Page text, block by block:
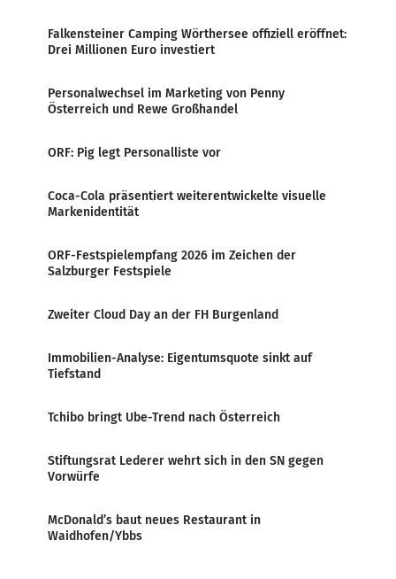
Falkensteiner Camping Wörthersee offiziell eröffnet:
Drei Millionen Euro investiert
Personalwechsel im Marketing von Penny
Österreich und Rewe Großhandel
ORF: Pig legt Personalliste vor
Coca-Cola präsentiert weiterentwickelte visuelle
Markenidentität
ORF-Festspielempfang 2026 im Zeichen der
Salzburger Festspiele
Zweiter Cloud Day an der FH Burgenland
Immobilien-Analyse: Eigentumsquote sinkt auf
Tiefstand
Tchibo bringt Ube-Trend nach Österreich
Stiftungsrat Lederer wehrt sich in den SN gegen
Vorwürfe
McDonald’s baut neues Restaurant in
Waidhofen/Ybbs